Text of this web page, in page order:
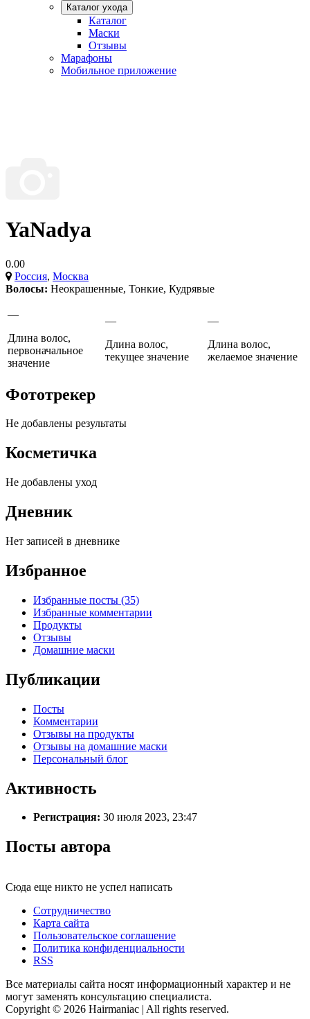
Каталог ухода
Каталог
Маски
Отзывы
Марафоны
Мобильное приложение
YaNadya
0.00
Россия, Москва
Волосы: Неокрашенные, Тонкие, Кудрявые
—
Длина волос,
первоначальное
значение
—
Длина волос,
текущее значение
—
Длина волос,
желаемое значение
Фототрекер
Не добавлены результаты
Косметичка
Не добавлены уход
Дневник
Нет записей в дневнике
Избранное
Избранные посты (35)
Избранные комментарии
Продукты
Отзывы
Домашние маски
Публикации
Посты
Комментарии
Отзывы на продукты
Отзывы на домашние маски
Персональный блог
Активность
Регистрация: 30 июля 2023, 23:47
Посты автора
Сюда еще никто не успел написать
Сотрудничество
Карта сайта
Пользовательское соглашение
Политика конфиденциальности
RSS
Все материалы сайта носят информационный характер и не
могут заменять консультацию специалиста.
Copyright © 2026 Hairmaniac | All rights reserved.